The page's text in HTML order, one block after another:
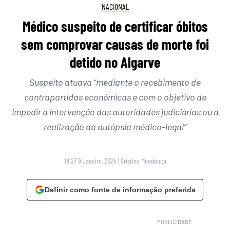
NACIONAL
Médico suspeito de certificar óbitos
sem comprovar causas de morte foi
detido no Algarve
Suspeito atuava “mediante o recebimento de
contrapartidas económicas e com o objetivo de
impedir a intervenção das autoridades judiciárias ou a
realização da autópsia médico-legal”
18:27 9 Janeiro, 2024 | Cristina Mendonça
Definir como fonte de informação preferida